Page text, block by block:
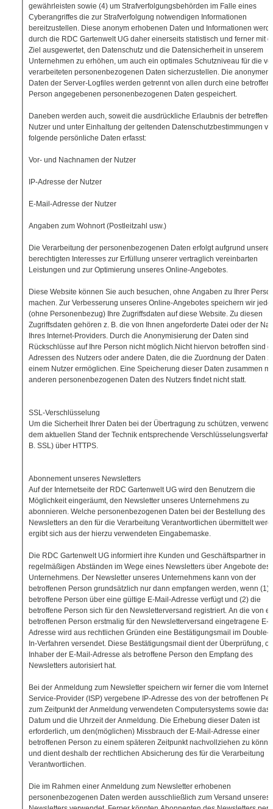
gewährleisten sowie (4) um Strafverfolgungsbehörden im Falle eines
Cyberangriffes die zur Strafverfolgung notwendigen Informationen
bereitzustellen. Diese anonym erhobenen Daten und Informationen
durch die RDC Gartenwelt UG daher einerseits statistisch und ferner mit
Ziel ausgewertet, den Datenschutz und die Datensicherheit in unserem
Unternehmen zu erhöhen, um auch ein optimales Schutzniveau für die
verarbeiteten personenbezogenen Daten sicherzustellen. Die anonymen
Daten der Server-Logfiles werden getrennt von allen durch eine
Person angegebenen personenbezogenen Daten gespeichert.
Daneben werden auch, soweit die ausdrückliche Erlaubnis der
Nutzer und unter Einhaltung der geltenden Datenschutzbestimmungen
folgende persönliche Daten erfasst:
Vor- und Nachnamen der Nutzer
IP-Adresse der Nutzer
E-Mail-Adresse der Nutzer
Angaben zum Wohnort (Postleitzahl usw.)
Die Verarbeitung der personenbezogenen Daten erfolgt aufgrund unseres
berechtigten Interesses zur Erfüllung unserer vertraglich vereinbarten
Leistungen und zur Optimierung unseres Online-Angebotes.
Diese Website können Sie auch besuchen, ohne Angaben zu Ihrer
machen. Zur Verbesserung unseres Online-Angebotes speichern wir
(ohne Personenbezug) Ihre Zugriffsdaten auf diese Website. Zu diesen
Zugriffsdaten gehören z. B. die von Ihnen angeforderte Datei oder der
Ihres Internet-Providers. Durch die Anonymisierung der Daten sind
Rückschlüsse auf Ihre Person nicht möglich.Nicht hiervon betroffen sind
Adressen des Nutzers oder andere Daten, die die Zuordnung der Daten
einem Nutzer ermöglichen. Eine Speicherung dieser Daten zusammen
anderen personenbezogenen Daten des Nutzers findet nicht statt.
SSL-Verschlüsselung
Um die Sicherheit Ihrer Daten bei der Übertragung zu schützen,
dem aktuellen Stand der Technik entsprechende
B. SSL) über HTTPS.
Abonnement unseres Newsletters
Auf der Internetseite der RDC Gartenwelt UG wird den Benutzern die
Möglichkeit eingeräumt, den Newsletter unseres Unternehmens zu
abonnieren. Welche personenbezogenen Daten bei der Bestellung des
Newsletters an den für die Verarbeitung Verantwortlichen übermittelt
ergibt sich aus der hierzu verwendeten Eingabemaske.
Die RDC Gartenwelt UG informiert ihre Kunden und Geschäftspartner in
regelmäßigen Abständen im Wege eines Newsletters über Angebote des
Unternehmens. Der Newsletter unseres Unternehmens kann von der
betroffenen Person grundsätzlich nur dann empfangen werden, wenn (1)
betroffene Person über eine gültige E-Mail-Adresse verfügt und (2) die
betroffene Person sich für den Newsletterversand registriert. An die von
betroffenen Person erstmalig für den Newsletterversand eingetragene E-
Adresse wird aus rechtlichen Gründen eine Bestätigungsmail im Double-
In-Verfahren versendet. Diese Bestätigungsmail dient der Überprüfung,
Inhaber der E-Mail-Adresse als betroffene Person den Empfang des
Newsletters autorisiert hat.
Bei der Anmeldung zum Newsletter speichern wir ferner die vom Internet-
Service-Provider (ISP) vergebene IP-Adresse des von der betroffenen
zum Zeitpunkt der Anmeldung verwendeten Computersystems sowie das
Datum und die Uhrzeit der Anmeldung. Die Erhebung dieser Daten ist
erforderlich, um den(möglichen) Missbrauch der E-Mail-Adresse einer
betroffenen Person zu einem späteren Zeitpunkt nachvollziehen zu
und dient deshalb der rechtlichen Absicherung des für die Verarbeitung
Verantwortlichen.
Die im Rahmen einer Anmeldung zum Newsletter erhobenen
personenbezogenen Daten werden ausschließlich zum Versand unseres